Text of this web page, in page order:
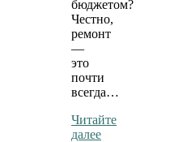
бюджетом?
Честно,
ремонт
—
это
почти
всегда…
Читайте
далее